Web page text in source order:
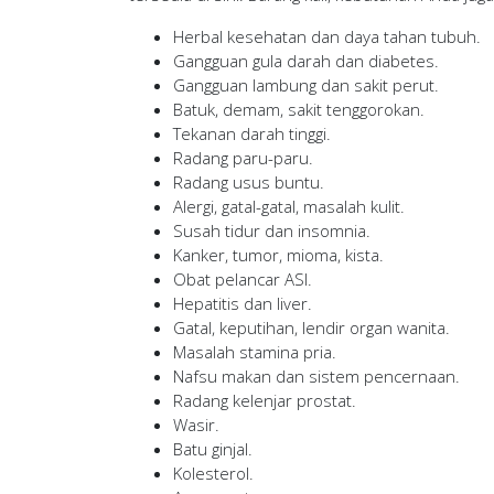
Herbal kesehatan dan daya tahan tubuh.
Gangguan gula darah dan diabetes.
Gangguan lambung dan sakit perut.
Batuk, demam, sakit tenggorokan.
Tekanan darah tinggi.
Radang paru-paru.
Radang usus buntu.
Alergi, gatal-gatal, masalah kulit.
Susah tidur dan insomnia.
Kanker, tumor, mioma, kista.
Obat pelancar ASI.
Hepatitis dan liver.
Gatal, keputihan, lendir organ wanita.
Masalah stamina pria.
Nafsu makan dan sistem pencernaan.
Radang kelenjar prostat.
Wasir.
Batu ginjal.
Kolesterol.